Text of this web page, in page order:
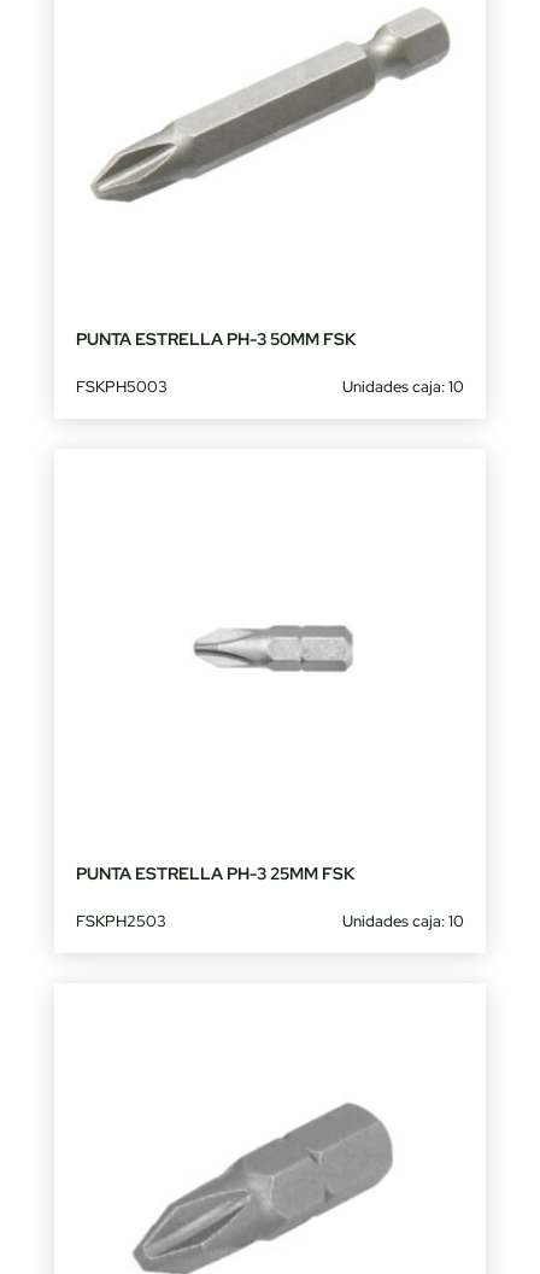
PUNTA ESTRELLA PH-3 50MM FSK
FSKPH5003 Unidades caja: 10
PUNTA ESTRELLA PH-3 25MM FSK
FSKPH2503 Unidades caja: 10